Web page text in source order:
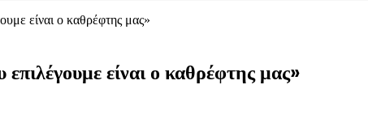
είναι ο καθρέφτης μας»
είναι ο καθρέφτης μας»